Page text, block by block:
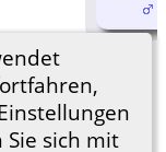
sich mit